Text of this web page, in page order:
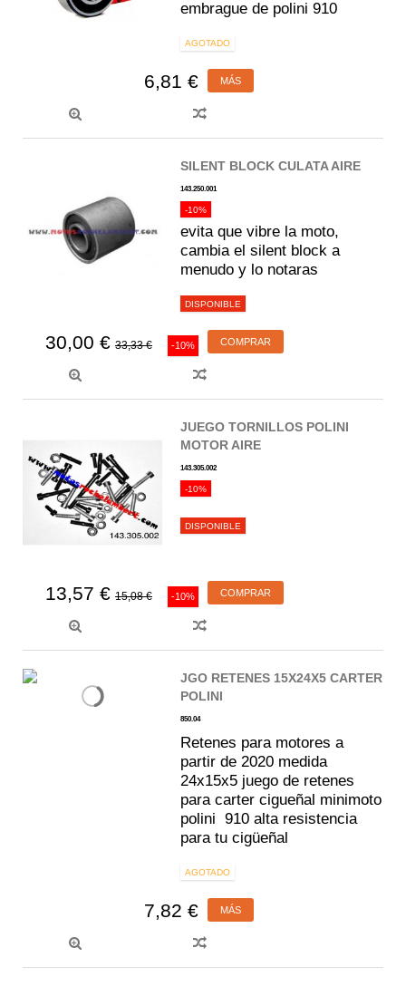
embrague de polini 910
AGOTADO
6,81 € MÁS
SILENT BLOCK CULATA AIRE
143.250.001
-10%
evita que vibre la moto,
cambia el silent block a
menudo y lo notaras
DISPONIBLE
30,00 € 33,33 € -10% COMPRAR
JUEGO TORNILLOS POLINI
MOTOR AIRE
143.305.002
-10%
DISPONIBLE
13,57 € 15,08 € -10% COMPRAR
JGO RETENES 15X24X5 CARTER
POLINI
850.04
Retenes para motores a
partir de 2020 medida
24x15x5 juego de retenes
para carter cigueñal minimoto
polini 910 alta resistencia
para tu cigüeñal
AGOTADO
7,82 € MÁS